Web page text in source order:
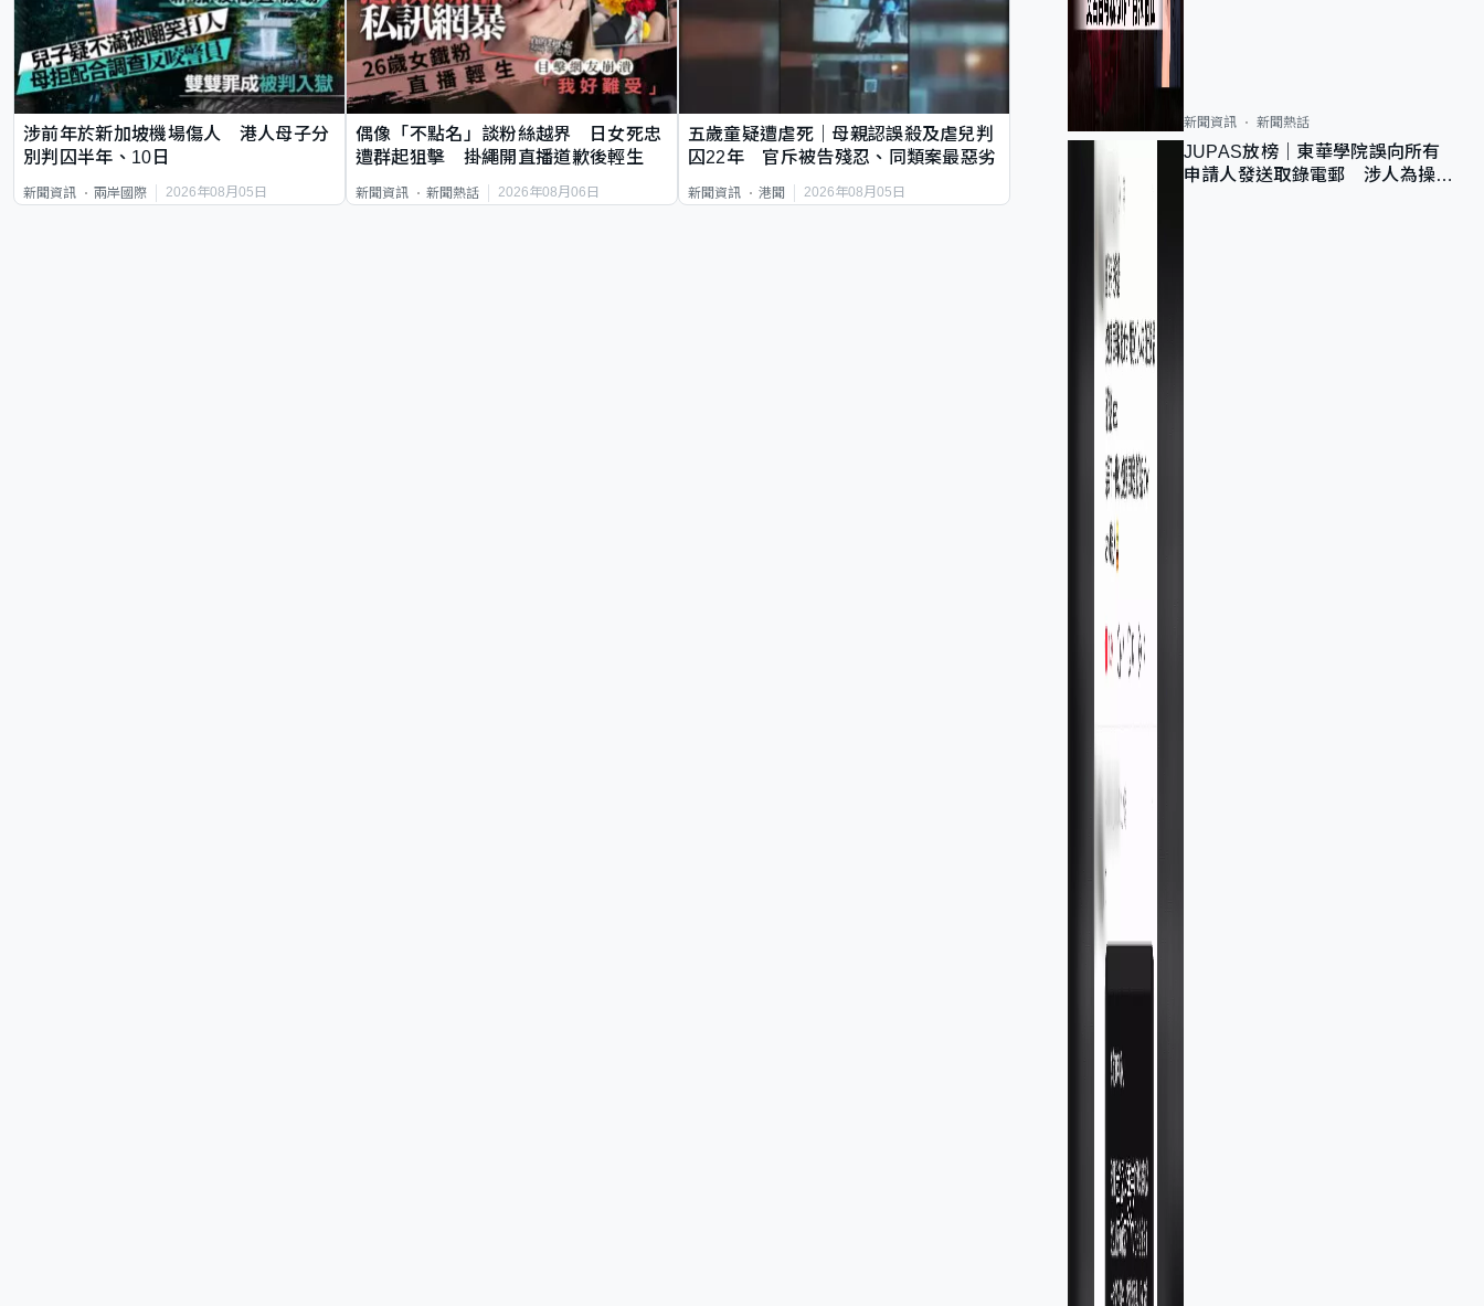
涉前年於新加坡機場傷人 港人母子分
別判囚半年、10日
新聞資訊 兩岸國際 2026年08月05日
偶像「不點名」談粉絲越界 日女死忠
遭群起狙擊 掛繩開直播道歉後輕生
新聞資訊 新聞熱話 2026年08月06日
五歲童疑遭虐死｜母親認誤殺及虐兒判
囚22年 官斥被告殘忍、同類案最惡劣
新聞資訊 港聞 2026年08月05日
新聞資訊 新聞熱話
JUPAS放榜｜東華學院誤向所有
申請人發送取錄電郵 涉人為操作